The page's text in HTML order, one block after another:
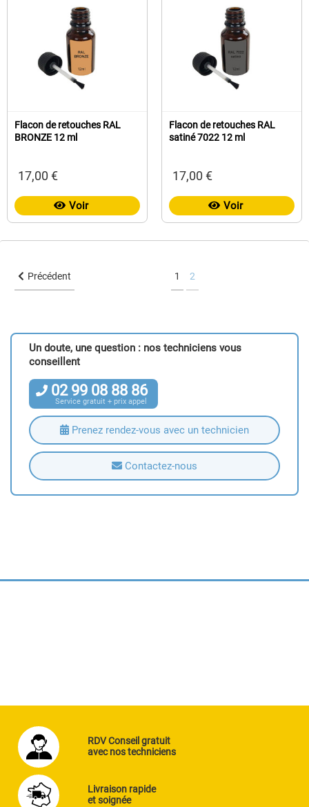
Flacon de retouches RAL
BRONZE 12 ml
17,00 €
Voir
Flacon de retouches RAL
satiné 7022 12 ml
17,00 €
Voir
Précédent 1 2
Un doute, une question : nos techniciens vous
conseillent
02 99 08 88 86
Service gratuit + prix appel
Prenez rendez-vous avec un technicien
Contactez-nous
RDV Conseil gratuit
avec nos techniciens
Livraison rapide
et soignée